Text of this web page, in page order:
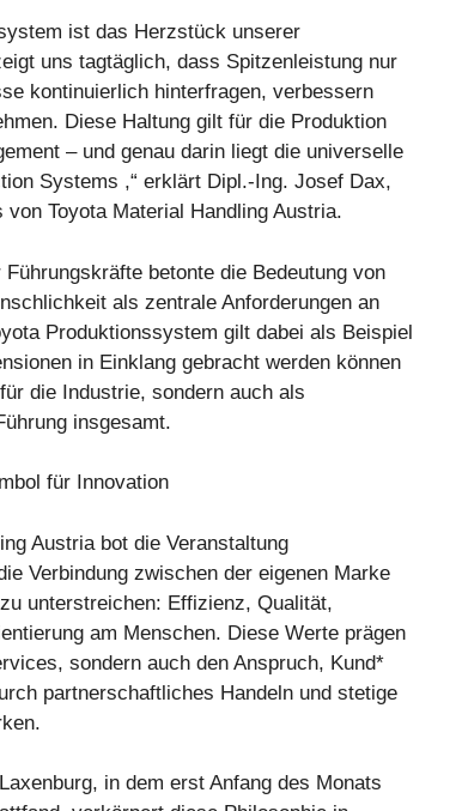
ist das Herzstück unserer
uns tagtäglich, dass Spitzenleistung nur
kontinuierlich hinterfragen, verbessern
Diese Haltung gilt für die Produktion
– und genau darin liegt die universelle
Systems ,“ erklärt Dipl.-Ing. Josef Dax,
Toyota Material Handling Austria.
betonte die Bedeutung von
als zentrale Anforderungen an
Produktionssystem gilt dabei als Beispiel
in Einklang gebracht werden können
die Industrie, sondern auch als
insgesamt.
für Innovation
Austria bot die Veranstaltung
Verbindung zwischen der eigenen Marke
unterstreichen: Effizienz, Qualität,
am Menschen. Diese Werte prägen
sondern auch den Anspruch, Kund*
partnerschaftliches Handeln und stetige
in dem erst Anfang des Monats